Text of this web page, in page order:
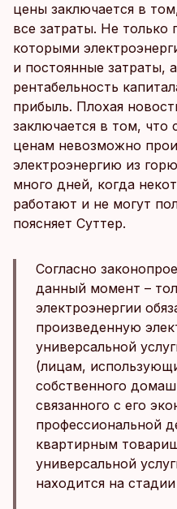
цены заключается в
все затраты. Не только
которыми
и постоянные затраты,
рентабельность
прибыль. Плохая
заключается в том,
ценам невозможно
электроэнергию из
много дней, когда
работают и не могут
поясняет Суттер.
Согласно
данный момент –
электроэнергии
произведенную
универсальной
(лицам,
собственного
связанного с его
профессиональной
квартирным
универсальной
находится на